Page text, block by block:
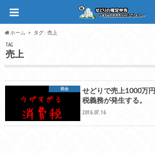
ホーム タグ : 売上
TAG
売上
税金
せどりで売上1000万
税義務が発生する。
2016.07.16